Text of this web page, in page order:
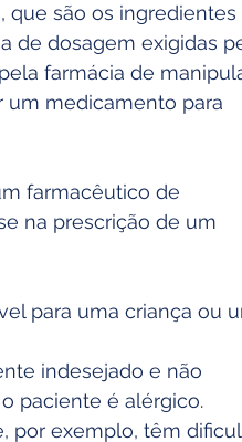
são os ingredientes
de dosagem exigidas
farmácia de
um medicamento para
farmacêutico de
na prescrição de um
para uma criança ou
indesejado e não
paciente é alérgico.
por exemplo, têm